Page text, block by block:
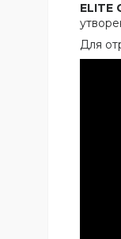
ELITE
Для